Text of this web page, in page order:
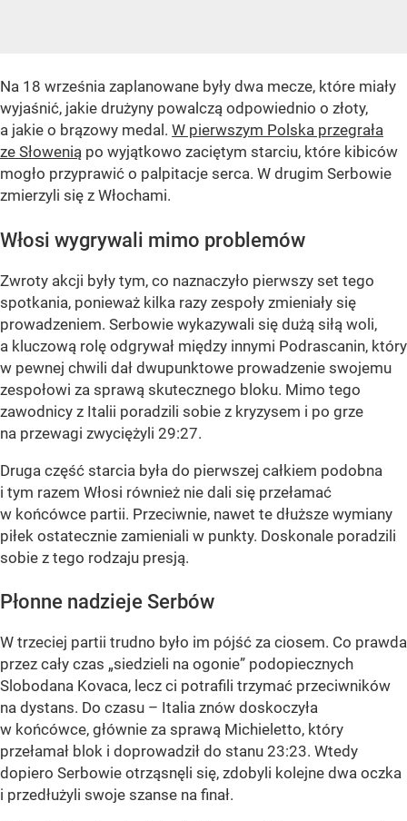
Na 18 września zaplanowane były dwa mecze, które miały
wyjaśnić, jakie drużyny powalczą odpowiednio o złoty,
a jakie o brązowy medal. W pierwszym Polska przegrała
ze Słowenią po wyjątkowo zaciętym starciu, które kibiców
mogło przyprawić o palpitacje serca. W drugim Serbowie
zmierzyli się z Włochami.
Włosi wygrywali mimo problemów
Zwroty akcji były tym, co naznaczyło pierwszy set tego
spotkania, ponieważ kilka razy zespoły zmieniały się
prowadzeniem. Serbowie wykazywali się dużą siłą woli,
a kluczową rolę odgrywał między innymi Podrascanin, który
w pewnej chwili dał dwupunktowe prowadzenie swojemu
zespołowi za sprawą skutecznego bloku. Mimo tego
zawodnicy z Italii poradzili sobie z kryzysem i po grze
na przewagi zwyciężyli 29:27.
Druga część starcia była do pierwszej całkiem podobna
i tym razem Włosi również nie dali się przełamać
w końcówce partii. Przeciwnie, nawet te dłuższe wymiany
piłek ostatecznie zamieniali w punkty. Doskonale poradzili
sobie z tego rodzaju presją.
Płonne nadzieje Serbów
W trzeciej partii trudno było im pójść za ciosem. Co prawda
przez cały czas „siedzieli na ogonie” podopiecznych
Slobodana Kovaca, lecz ci potrafili trzymać przeciwników
na dystans. Do czasu – Italia znów doskoczyła
w końcówce, głównie za sprawą Michieletto, który
przełamał blok i doprowadził do stanu 23:23. Wtedy
dopiero Serbowie otrząsnęli się, zdobyli kolejne dwa oczka
i przedłużyli swoje szanse na finał.